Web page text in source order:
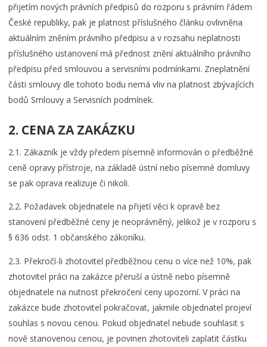
přijetím nových právních předpisů do rozporu s právním řádem
České republiky, pak je platnost příslušného článku ovlivněna
aktuálním zněním právního předpisu a v rozsahu neplatnosti
příslušného ustanovení má přednost znění aktuálního právního
předpisu před smlouvou a servisními podmínkami. Zneplatnění
části smlouvy dle tohoto bodu nemá vliv na platnost zbývajících
bodů Smlouvy a Servisních podmínek.
2. CENA ZA ZAKÁZKU
2.1. Zákazník je vždy předem písemně informován o předběžné
ceně opravy přístroje, na základě ústní nebo písemné domluvy
se pak oprava realizuje či nikoli.
2.2. Požadavek objednatele na přijetí věci k opravě bez
stanovení předběžné ceny je neoprávněný, jelikož je v rozporu s
§ 636 odst. 1 občanského zákoníku.
2.3. Překročí-li zhotovitel předběžnou cenu o více než 10%, pak
zhotovitel práci na zakázce přeruší a ústně nebo písemně
objednatele na nutnost překročení ceny upozorní. V práci na
zakázce bude zhotovitel pokračovat, jakmile objednatel projeví
souhlas s novou cenou. Pokud objednatel nebude souhlasit s
nově stanovenou cenou, je povinen zhotoviteli zaplatit částku